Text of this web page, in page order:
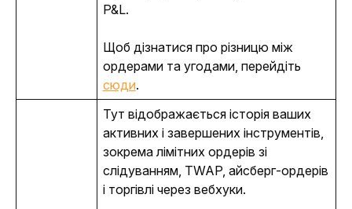
P&L.
Щоб дізнатися про різницю між
сюди.
Тут відображається історія ваших
активних і завершених інструментів,
зокрема лімітних ордерів зі
слідуванням, TWAP, айсберг-ордерів
і торгівлі через вебхуки.